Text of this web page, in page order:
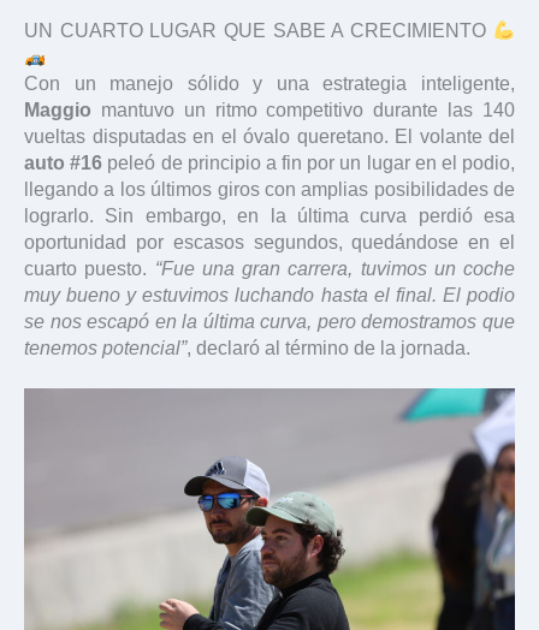
UN CUARTO LUGAR QUE SABE A CRECIMIENTO
Con un manejo sólido y una estrategia inteligente,
Maggio mantuvo un ritmo competitivo durante las 140
vueltas disputadas en el óvalo queretano. El volante del
auto #16 peleó de principio a fin por un lugar en el podio,
llegando a los últimos giros con amplias posibilidades de
lograrlo. Sin embargo, en la última curva perdió esa
oportunidad por escasos segundos, quedándose en el
cuarto puesto. “Fue una gran carrera, tuvimos un coche
muy bueno y estuvimos luchando hasta el final. El podio
se nos escapó en la última curva, pero demostramos que
tenemos potencial”, declaró al término de la jornada.